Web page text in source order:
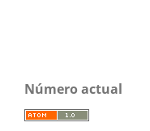
Número actual